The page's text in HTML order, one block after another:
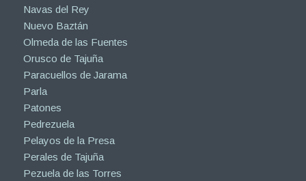
Navas del Rey
Nuevo Baztán
Olmeda de las Fuentes
Orusco de Tajuña
Paracuellos de Jarama
Parla
Patones
Pedrezuela
Pelayos de la Presa
Perales de Tajuña
Pezuela de las Torres